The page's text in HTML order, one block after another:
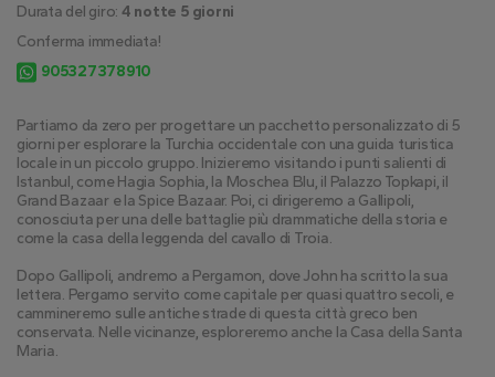
Partiamo da zero per progettare un pacchetto personalizzato di 5
giorni per esplorare la Turchia occidentale con una guida turistica
locale in un piccolo gruppo. Inizieremo visitando i punti salienti di
Istanbul, come Hagia Sophia, la Moschea Blu, il Palazzo Topkapi, il
Grand Bazaar e la Spice Bazaar. Poi, ci dirigeremo a Gallipoli,
conosciuta per una delle battaglie più drammatiche della storia e
come la casa della leggenda del cavallo di Troia.
Dopo Gallipoli, andremo a Pergamon, dove John ha scritto la sua
lettera. Pergamo servito come capitale per quasi quattro secoli, e
cammineremo sulle antiche strade di questa città greco ben
conservata. Nelle vicinanze, esploreremo anche la Casa della Santa
Maria.
Durata del giro: 4 notte 5 giorni
Conferma immediata!
905327378910